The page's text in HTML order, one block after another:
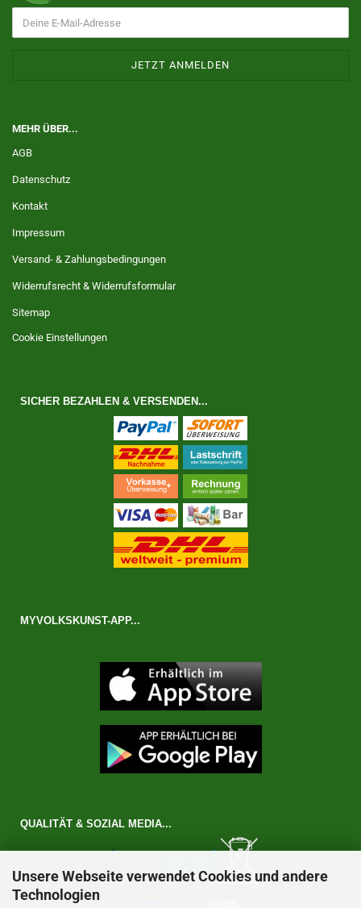
Unsere Webseite verwendet Cookies und andere
Technologien
MEHR ÜBER...
AGB
Datenschutz
Kontakt
Impressum
Versand- & Zahlungsbedingungen
Widerrufsrecht & Widerrufsformular
Sitemap
Cookie Einstellungen
SICHER BEZAHLEN & VERSENDEN...
MYVOLKSKUNST-APP...
QUALITÄT & SOZIAL MEDIA...